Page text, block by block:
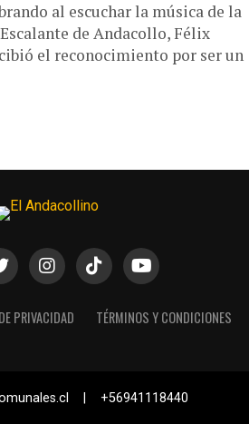
al escuchar la música de la
de Andacollo, Félix
el reconocimiento por ser un
PRIVACIDAD TÉRMINOS Y CONDICIONES
| +56941118440